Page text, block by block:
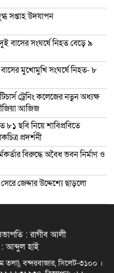
সপ্তাহ উদযাপন
দুই বাসের সংঘর্ষে নিহত বেড়ে ৯
মুখোমুখি সংঘর্ষে নিহত- ৮
ট্রেনিং কলেজের নতুন অধ্যক্ষ
আজিজ
৮১ ছবি নিয়ে শাবিপ্রবিতে
প্রদর্শনী
বিরুদ্ধে অবৈধ ভবন নির্মাণ ও
জেদ্দার উদ্দেশ্যে ছাড়লো
: রাগীব আলী
আব্দুল হাই
তলা), বন্দরবাজার, সিলেট-৩১০০ ।